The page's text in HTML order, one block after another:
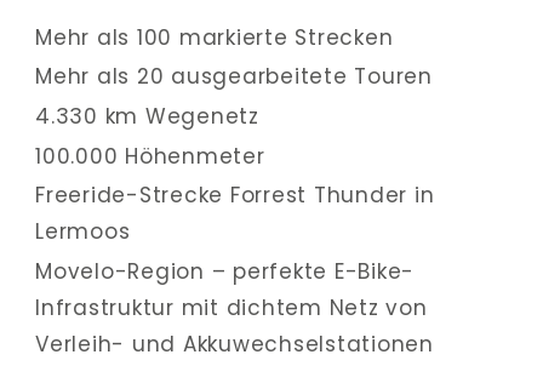
Mehr als 100 markierte Strecken
Mehr als 20 ausgearbeitete Touren
4.330 km Wegenetz
100.000 Höhenmeter
Freeride-Strecke Forrest Thunder in
Lermoos
Movelo-Region – perfekte E-Bike-
Infrastruktur mit dichtem Netz von
Verleih- und Akkuwechselstationen